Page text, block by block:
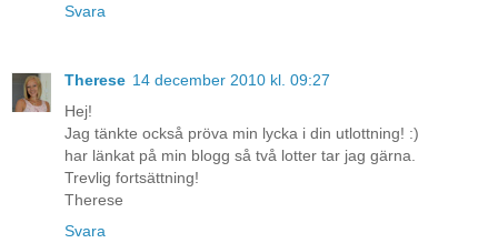
Svara
Therese 14 december 2010 kl. 09:27
Hej!
Jag tänkte också pröva min lycka i din utlottning! :)
har länkat på min blogg så två lotter tar jag gärna.
Trevlig fortsättning!
Therese
Svara